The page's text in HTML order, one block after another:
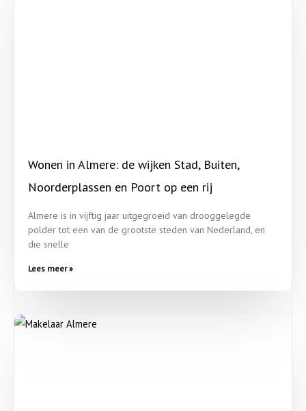
Wonen in Almere: de wijken Stad, Buiten,
Noorderplassen en Poort op een rij
Almere is in vijftig jaar uitgegroeid van drooggelegde
polder tot een van de grootste steden van Nederland, en
die snelle
Lees meer »